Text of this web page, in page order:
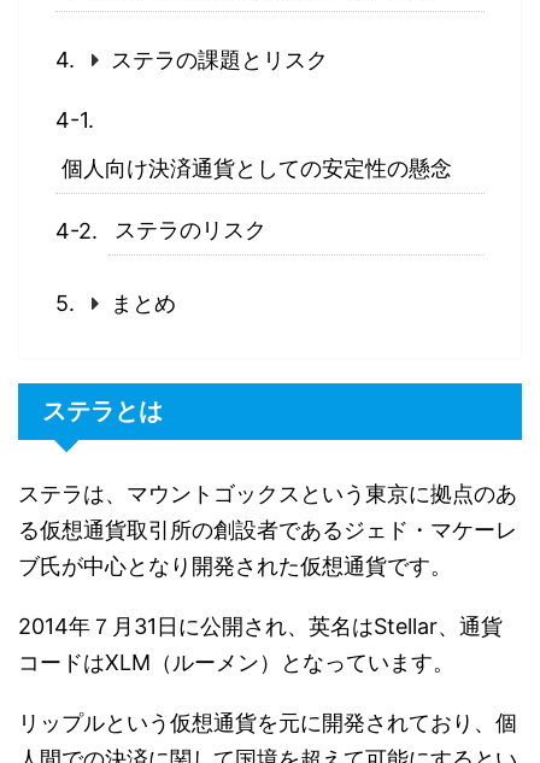
ステラの課題とリスク
個人向け決済通貨としての安定性の懸念
ステラのリスク
まとめ
ステラとは
ステラは、マウントゴックスという東京に拠点のあ
る仮想通貨取引所の創設者であるジェド・マケーレ
ブ氏が中心となり開発された仮想通貨です。
2014年７月 31 日に公開され、英名はStellar、通貨
コードはXLM（ルーメン） となっています。
リップルという仮想通貨を元に開発されており、個